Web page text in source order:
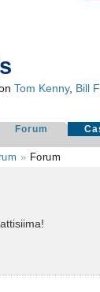
Tom Kenny, Bill
Forum
» Forum